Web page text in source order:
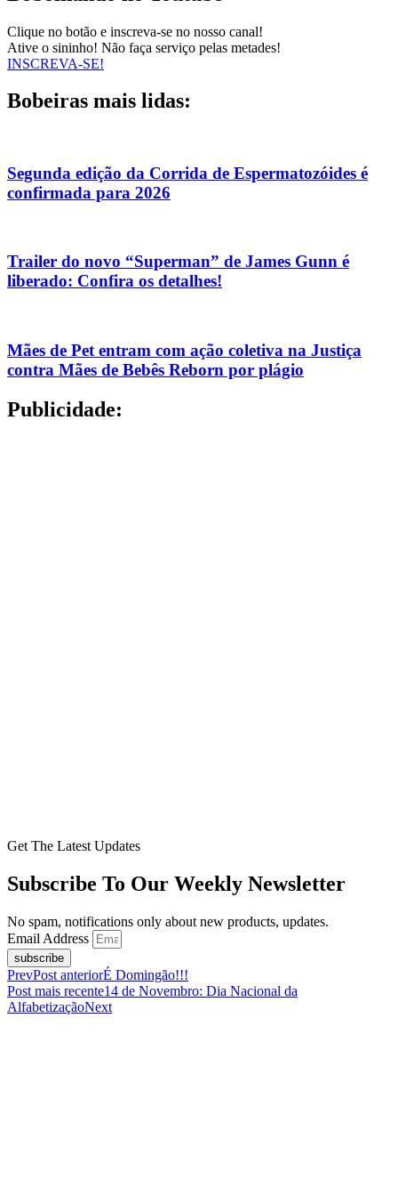
Clique no botão e inscreva-se no nosso canal!
Ative o sininho! Não faça serviço pelas metades!
INSCREVA-SE!
Bobeiras mais lidas:
Segunda edição da Corrida de Espermatozóides é
confirmada para 2026
Trailer do novo “Superman” de James Gunn é
liberado: Confira os detalhes!
Mães de Pet entram com ação coletiva na Justiça
contra Mães de Bebês Reborn por plágio
Publicidade:
Get The Latest Updates
Subscribe To Our Weekly Newsletter
No spam, notifications only about new products, updates.
Email Address
subscribe
PrevPost anteriorÉ Domingão!!!
Post mais recente14 de Novembro: Dia Nacional da
AlfabetizaçãoNext